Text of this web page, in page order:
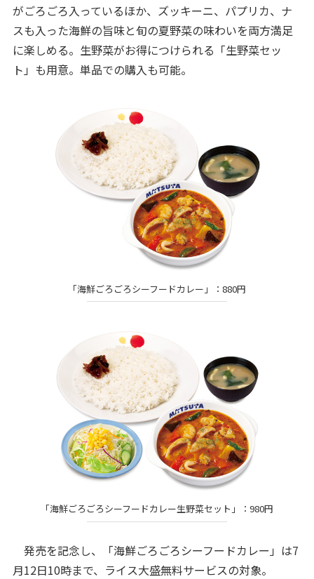
がごろごろ入っているほか、ズッキーニ、パプリカ、ナ
スも入った海鮮の旨味と旬の夏野菜の味わいを両方満足
に楽しめる。生野菜がお得につけられる「生野菜セッ
ト」も用意。単品での購入も可能。
「海鮮ごろごろシーフードカレー」：880円
「海鮮ごろごろシーフードカレー生野菜セット」：980円
発売を記念し、「海鮮ごろごろシーフードカレー」は7
月12日10時まで、ライス大盛無料サービスの対象。